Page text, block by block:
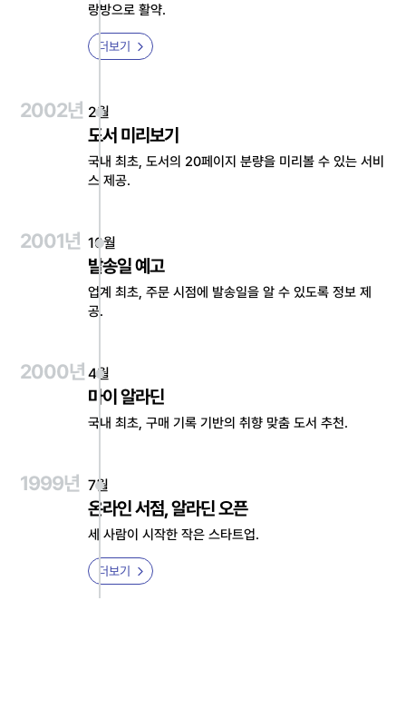
랑방으로 활약.
더보기
2002년 2월
도서 미리보기
국내 최초, 도서의 20페이지 분량을 미리볼 수 있는 서비
스 제공.
2001년 10월
발송일 예고
업계 최초, 주문 시점에 발송일을 알 수 있도록 정보 제
공.
2000년 4월
마이 알라딘
국내 최초, 구매 기록 기반의 취향 맞춤 도서 추천.
1999년 7월
온라인 서점, 알라딘 오픈
세 사람이 시작한 작은 스타트업.
더보기